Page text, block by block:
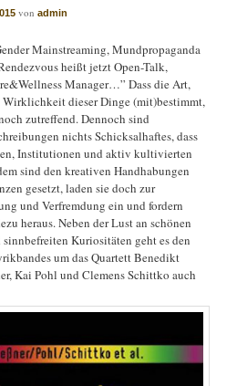
vonadmin
Mainstreaming, Mundpropaganda
heißt jetzt Open-Talk,
Manager…” Dass die Art,
dieser Dinge (mit)bestimmt,
zutreffend. Dennoch sind
nichts Schicksalhaftes, dass
Institutionen und aktiv kultivierten
sind den kreativen Handhabungen
gesetzt, laden sie doch zur
und Verfremdung ein und fordern
heraus. Neben der Lust an schönen
Kuriositäten geht es den
um das Quartett Benedikt
Kai Pohl und Clemens Schittko auch